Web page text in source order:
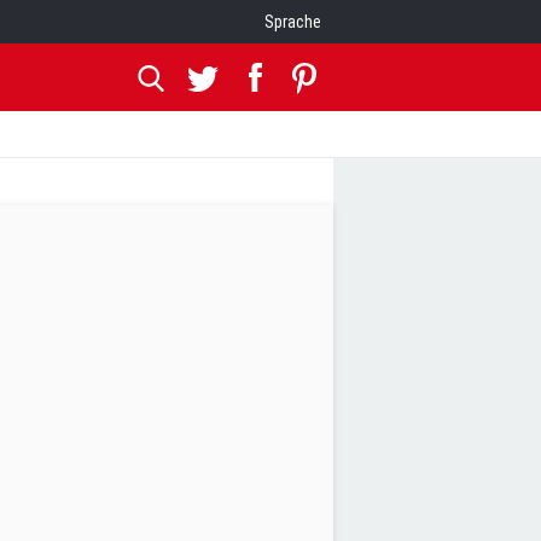
Sprache